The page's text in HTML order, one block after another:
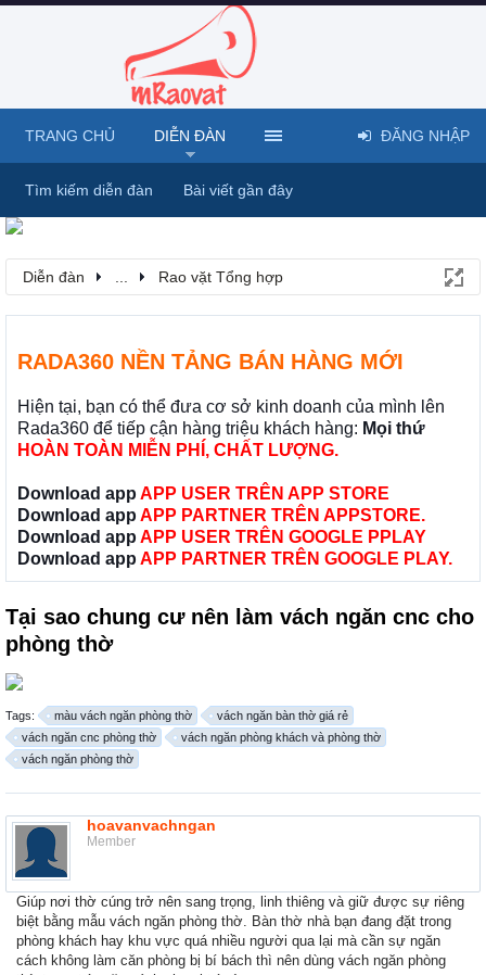
Diễn đàn Rao vặt Tổng hợp
RADA360 NỀN TẢNG BÁN HÀNG MỚI
Hiện tại, bạn có thể đưa cơ sở kinh doanh của mình lên
Rada360 để tiếp cận hàng triệu khách hàng: Mọi thứ
HOÀN TOÀN MIỄN PHÍ, CHẤT LƯỢNG.
Download app APP USER TRÊN APP STORE
Download app APP PARTNER TRÊN APPSTORE.
Download app APP USER TRÊN GOOGLE PPLAY
Download app APP PARTNER TRÊN GOOGLE PLAY.
Tại sao chung cư nên làm vách ngăn cnc cho
phòng thờ
Tags: màu vách ngăn phòng thờ
vách ngăn bàn thờ giá rẻ
vách ngăn cnc phòng thờ
vách ngăn phòng khách và phòng thờ
vách ngăn phòng thờ
hoavanvachngan
Member
Giúp nơi thờ cúng trở nên sang trọng, linh thiêng và giữ được sự riêng
biệt bằng mẫu vách ngăn phòng thờ. Bàn thờ nhà bạn đang đặt trong
phòng khách hay khu vực quá nhiều người qua lại mà cần sự ngăn
cách không làm căn phòng bị bí bách thì nên dùng vách ngăn phòng
TRANG CHỦ DIỄN ĐÀN
Tìm kiếm diễn đàn Bài viết gần đây
ĐĂNG NHẬP